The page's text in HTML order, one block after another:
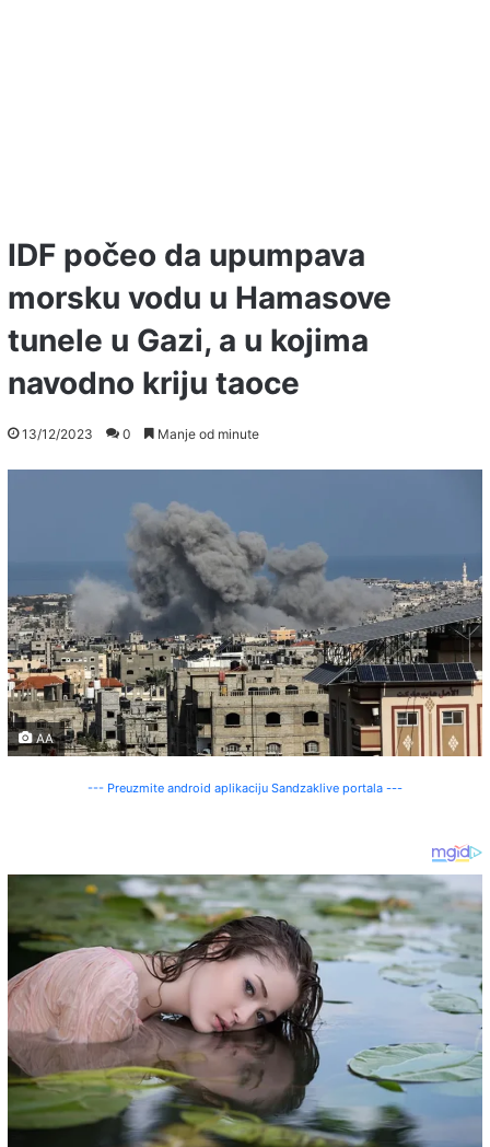
IDF počeo da upumpava
morsku vodu u Hamasove
tunele u Gazi, a u kojima
navodno kriju taoce
13/12/2023 0 Manje od minute
AA
--- Preuzmite android aplikaciju Sandzaklive portala ---